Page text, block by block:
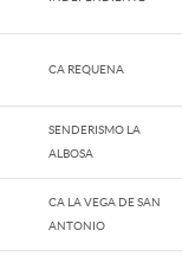
CA REQUENA
SENDERISMO LA
ALBOSA
CA LA VEGA DE SAN
ANTONIO